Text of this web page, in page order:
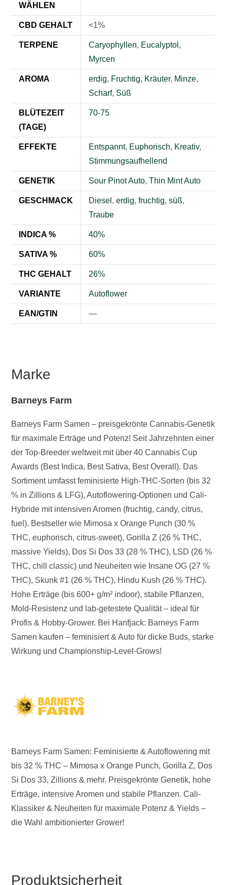
WÄHLEN
CBD GEHALT <1%
TERPENE Caryophyllen, Eucalyptol ,
Myrcen
AROMA erdig, Fruchtig, Kräuter, Minze,
Scharf, Süß
BLÜTEZEIT
(TAGE)
70-75
EFFEKTE Entspannt, Euphorisch, Kreativ,
Stimmungsaufhellend
GENETIK Sour Pinot Auto,Thin Mint Auto
GESCHMACK Diesel ,erdig,fruchtig,süß,
Traube
INDICA % 40%
SATIVA % 60%
THC GEHALT 26%
VARIANTE Autoflower
EAN/GTIN —
Marke
Barneys Farm
Barneys Farm Samen – preisgekrönte Cannabis-Genetik
für maximale Erträge und Potenz! Seit Jahrzehnten einer
der Top-Breeder weltweit mit über 40 Cannabis Cup
Awards (Best Indica, Best Sativa, Best Overall). Das
Sortiment umfasst feminisierte High-THC-Sorten (bis 32
% in Zillions & LFG), Autoflowering-Optionen und Cali-
Hybride mit intensiven Aromen (fruchtig, candy, citrus,
fuel). Bestseller wie Mimosa x Orange Punch (30 %
THC, euphorisch, citrus-sweet), Gorilla Z (26 % THC,
massive Yields), Dos Si Dos 33 (28 % THC), LSD (26 %
THC, chill classic) und Neuheiten wie Insane OG (27 %
THC), Skunk #1 (26 % THC), Hindu Kush (26 % THC).
Hohe Erträge (bis 600+ g/m² indoor), stabile Pflanzen,
Mold-Resistenz und lab-getestete Qualität – ideal für
Profis & Hobby-Grower. Bei Hanfjack: Barneys Farm
Samen kaufen – feminisiert & Auto für dicke Buds, starke
Wirkung und Championship-Level-Grows!
Barneys Farm Samen: Feminisierte & Autoflowering mit
bis 32 % THC – Mimosa x Orange Punch, Gorilla Z, Dos
Si Dos 33, Zillions & mehr. Preisgekrönte Genetik, hohe
Erträge, intensive Aromen und stabile Pflanzen. Cali-
Klassiker & Neuheiten für maximale Potenz & Yields –
die Wahl ambitionierter Grower!
Produktsicherheit